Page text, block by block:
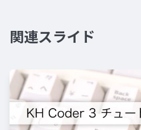
関連スライド